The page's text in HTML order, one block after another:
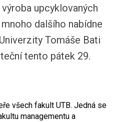
upcyklovaných
dalšího nabídne
Tomáše Bati
tento pátek 29.
všech fakult UTB. Jedná se
managementu a